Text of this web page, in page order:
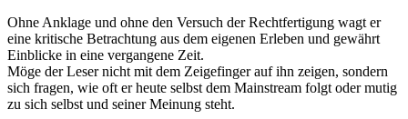
Ohne Anklage und ohne den Versuch der Rechtfertigung wagt er
eine kritische Betrachtung aus dem eigenen Erleben und gewährt
Einblicke in eine vergangene Zeit.
Möge der Leser nicht mit dem Zeigefinger auf ihn zeigen, sondern
sich fragen, wie oft er heute selbst dem Mainstream folgt oder mutig
zu sich selbst und seiner Meinung steht.